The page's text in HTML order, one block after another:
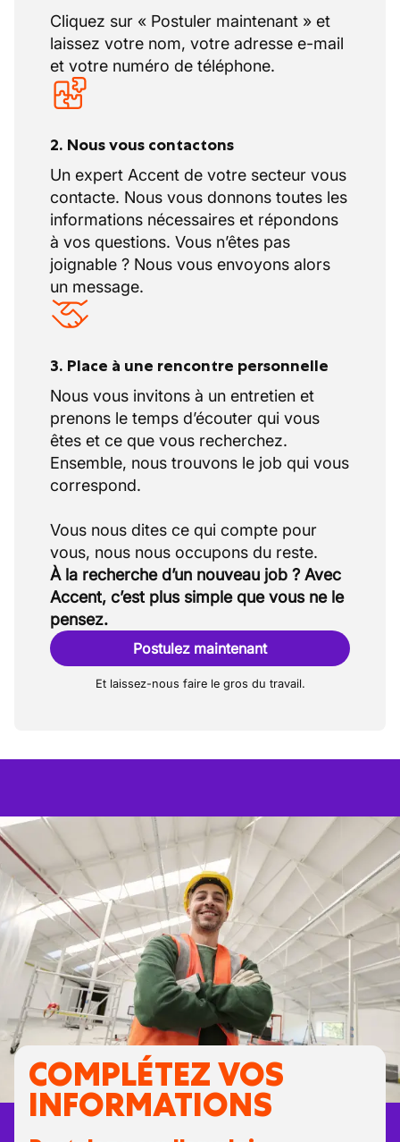
Cliquez sur « Postuler maintenant » et
laissez votre nom, votre adresse e-mail
et votre numéro de téléphone.
2. Nous vous contactons
Un expert Accent de votre secteur vous
contacte. Nous vous donnons toutes les
informations nécessaires et répondons
à vos questions. Vous n’êtes pas
joignable ? Nous vous envoyons alors
un message.
3. Place à une rencontre personnelle
Nous vous invitons à un entretien et
prenons le temps d’écouter qui vous
êtes et ce que vous recherchez.
Ensemble, nous trouvons le job qui vous
correspond.
Vous nous dites ce qui compte pour
À la recherche d’un nouveau job ? Avec
Accent, c’est plus simple que vous ne le
pensez.
Postulez maintenant
Et laissez-nous faire le gros du travail.
COMPLÉTEZ VOS
INFORMATIONS